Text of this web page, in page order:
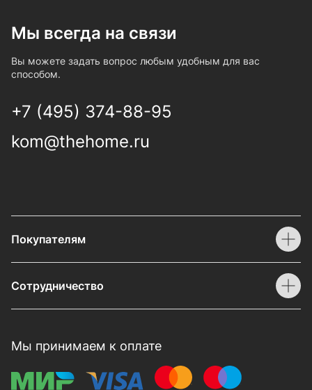
Мы всегда на связи
Вы можете задать вопрос любым удобным для вас
способом.
+7 (495) 374-88-95
kom@thehome.ru
Покупателям
Сотрудничество
Мы принимаем к оплате